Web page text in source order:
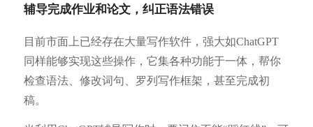
辅导完成作业和论文，纠正语法错误
目前市面上已经存在大量写作软件，强大如ChatGPT
同样能够实现这些操作，它集各种功能于一体，帮你
检查语法、修改词句、罗列写作框架，甚至完成初
稿。